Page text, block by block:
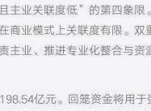
主业关联度低”的第四象限
业模式上关联度有限。双
业、推进专业化整合与资
亿元。回笼资金将用于